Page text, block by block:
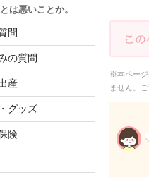
は悪いことか。
問
の質問
産
グッズ
険
※本ページ
ません。